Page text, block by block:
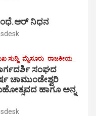
ನಿಧನ
ಸುದ್ದಿ ಮೈಸೂರು ರಾಜಕೀಯ
ಸಂಘದ
ಚಾಮುಂಡೇಶ್ವರಿ
ಹಾಗೂ ಅನ್ನ